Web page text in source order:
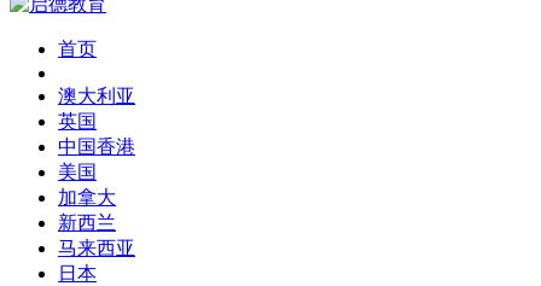
首页
澳大利亚
英国
中国香港
美国
加拿大
新西兰
马来西亚
日本